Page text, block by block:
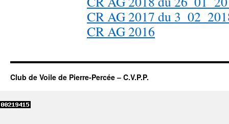
CR AG 2017 du
CR AG 2016
Club de Voile de Pierre-Percée – C.V.P.P.